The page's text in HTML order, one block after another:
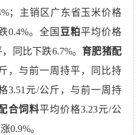
；主销区广东省玉米价格
0.4%。全国 豆粕平均价格
同比下跌6.7%。 育肥猪配
，与前一周持平，同比持
3.51元/公斤，与前一周持
合饲料平均价格3.23元/公
0.9%。